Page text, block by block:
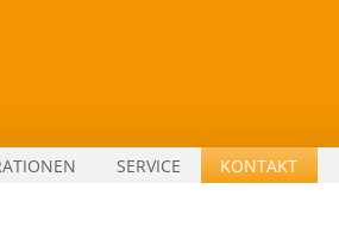
SERVICE KONTAKT